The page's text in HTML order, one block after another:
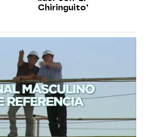
Chiringuito’